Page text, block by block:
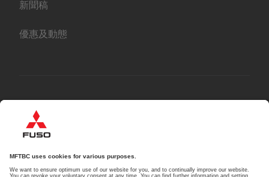
新聞稿
優惠及動態